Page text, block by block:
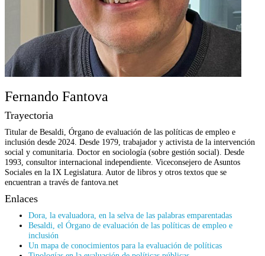
Fernando Fantova
Trayectoria
Titular de Besaldi, Órgano de evaluación de las políticas de empleo e
inclusión desde 2024. Desde 1979, trabajador y activista de la intervención
social y comunitaria. Doctor en sociología (sobre gestión social). Desde
1993, consultor internacional independiente. Viceconsejero de Asuntos
Sociales en la IX Legislatura. Autor de libros y otros textos que se
encuentran a través de fantova.net
Enlaces
Dora, la evaluadora, en la selva de las palabras emparentadas
Besaldi, el Órgano de evaluación de las políticas de empleo e
inclusión
Un mapa de conocimientos para la evaluación de políticas